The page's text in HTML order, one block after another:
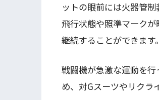
ットの眼前には火器管
飛行状態や照準マーク
継続することができます。
戦闘機が急激な運動を
め、対Gスーツやリクラ